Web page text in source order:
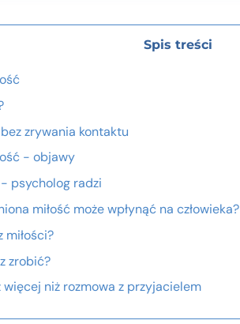
Spis treści
zrywania kontaktu
- objawy
psycholog radzi
miłość może wpłynąć na człowieka?
miłości?
zrobić?
niż rozmowa z przyjacielem